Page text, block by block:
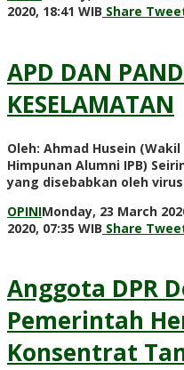
2020, 18:41 WIB by
Share
APD DAN
KESELAMATAN
Oleh: Ahmad Husein
Himpunan Alumni IPB)
yang disebabkan oleh
OPINIMonday, 23 March
2020, 07:35 WIB by
Share
Anggota DPR
Pemerintah
Konsentrat